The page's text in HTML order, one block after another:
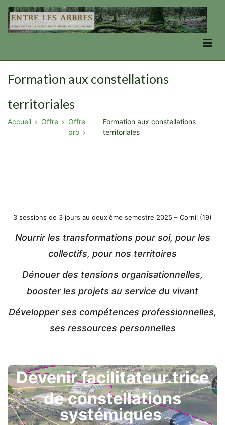
contenu
Formation aux constellations
territoriales
Accueil Offre
Offre
pro
Formation aux constellations
territoriales
3 sessions de 3 jours au deuxième semestre 2025 – Cornil (19)
Nourrir les transformations pour soi, pour les
collectifs, pour nos territoires
Dénouer des tensions organisationnelles,
booster les projets au service du vivant
Développer ses compétences professionnelles,
ses ressources personnelles
Devenir facilitateur.trice
de constellations
systémiques